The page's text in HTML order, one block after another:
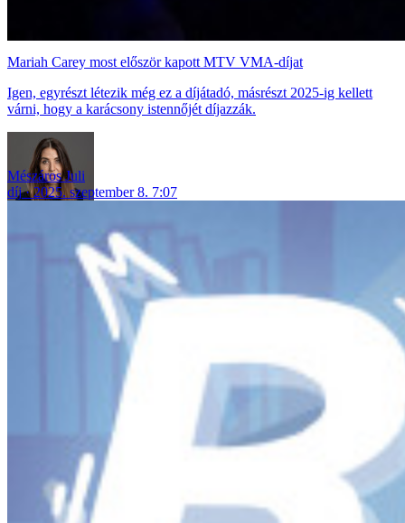
Mariah Carey most először kapott MTV VMA-díjat
Igen, egyrészt létezik még ez a díjátadó, másrészt 2025-ig kellett
várni, hogy a karácsony istennőjét díjazzák.
Mészáros Juli
díj
2025. szeptember 8. 7:07